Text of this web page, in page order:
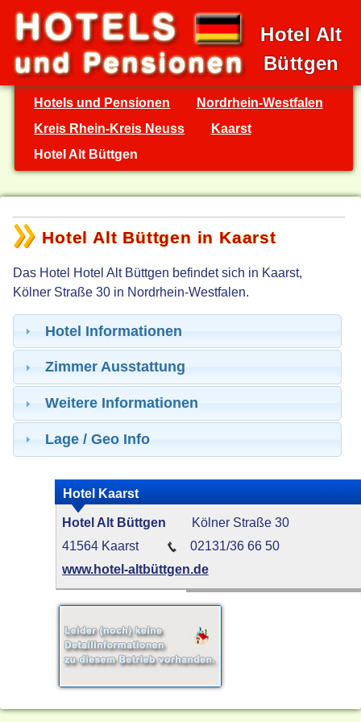
Hotel Alt
Büttgen
Hotels und Pensionen
Nordrhein-Westfalen
Kreis Rhein-Kreis Neuss
Kaarst
Hotel Alt Büttgen
Hotel Alt Büttgen in Kaarst
Das Hotel Hotel Alt Büttgen befindet sich in Kaarst,
Kölner Straße 30 in Nordrhein-Westfalen.
Hotel Informationen
Zimmer Ausstattung
Weitere Informationen
Lage / Geo Info
Hotel Kaarst
Hotel Alt Büttgen
Kölner Straße 30
41564 Kaarst
02131/36 66 50
www.hotel-altbüttgen.de